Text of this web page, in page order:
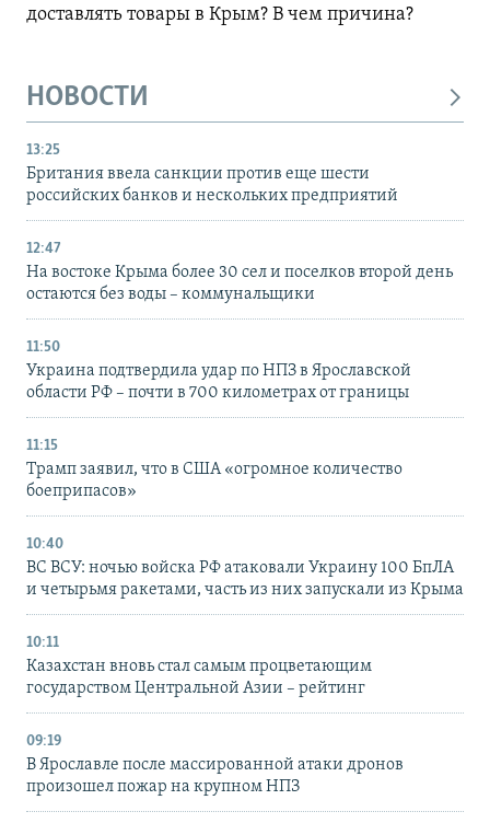
доставлять товары в Крым? В чем причина?
НОВОСТИ
13:25
Британия ввела санкции против еще шести
российских банков и нескольких предприятий
12:47
На востоке Крыма более 30 сел и поселков второй день
остаются без воды – коммунальщики
11:50
Украина подтвердила удар по НПЗ в Ярославской
области РФ – почти в 700 километрах от границы
11:15
Трамп заявил, что в США «огромное количество
боеприпасов»
10:40
ВС ВСУ: ночью войска РФ атаковали Украину 100 БпЛА
и четырьмя ракетами, часть из них запускали из Крыма
10:11
Казахстан вновь стал самым процветающим
государством Центральной Азии – рейтинг
09:19
В Ярославле после массированной атаки дронов
произошел пожар на крупном НПЗ